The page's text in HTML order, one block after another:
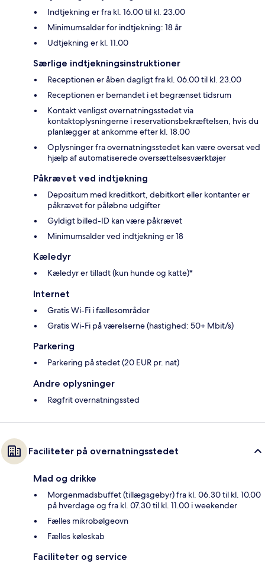
Indtjekning er fra kl. 16.00 til kl. 23.00
Minimumsalder for indtjekning: 18 år
Udtjekning er kl. 11.00
Særlige indtjekningsinstruktioner
Receptionen er åben dagligt fra kl. 06.00 til kl. 23.00
Receptionen er bemandet i et begrænset tidsrum
Kontakt venligst overnatningsstedet via
kontaktoplysningerne i reservationsbekræftelsen, hvis du
planlægger at ankomme efter kl. 18.00
Oplysninger fra overnatningsstedet kan være oversat ved
hjælp af automatiserede oversættelsesværktøjer
Påkrævet ved indtjekning
Depositum med kreditkort, debitkort eller kontanter er
påkrævet for påløbne udgifter
Gyldigt billed-ID kan være påkrævet
Minimumsalder ved indtjekning er 18
Kæledyr
Kæledyr er tilladt (kun hunde og katte)*
Internet
Gratis Wi-Fi i fællesområder
Gratis Wi-Fi på værelserne (hastighed: 50+ Mbit/s)
Parkering
Parkering på stedet (20 EUR pr. nat)
Andre oplysninger
Røgfrit overnatningssted
Faciliteter på overnatningsstedet
Mad og drikke
Morgenmadsbuffet (tillægsgebyr) fra kl. 06.30 til kl. 10.00
på hverdage og fra kl. 07.30 til kl. 11.00 i weekender
Fælles mikrobølgeovn
Fælles køleskab
Faciliteter og service